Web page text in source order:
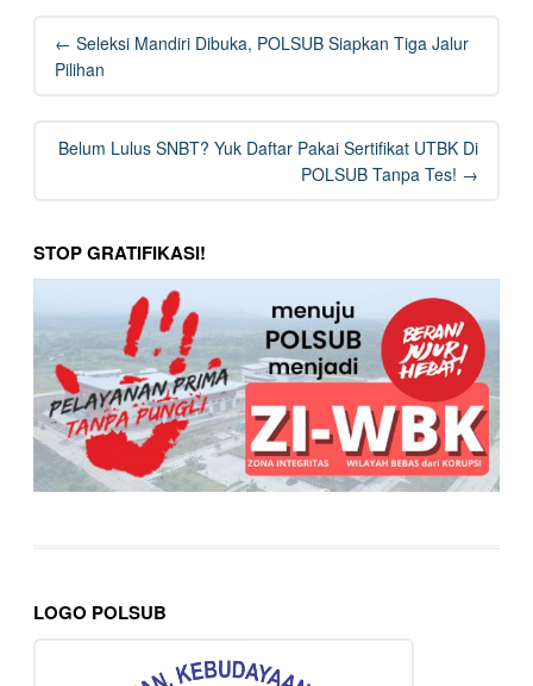
Post
navigation
← Seleksi Mandiri Dibuka, POLSUB Siapkan Tiga Jalur
Pilihan
Belum Lulus SNBT? Yuk Daftar Pakai Sertifikat UTBK Di
POLSUB Tanpa Tes! →
STOP GRATIFIKASI!
LOGO POLSUB